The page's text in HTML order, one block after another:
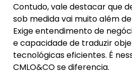
Contudo, vale destacar que
sob medida vai muito além
Exige entendimento de
e capacidade de traduzir
tecnológicas eficientes. É
CMLO&CO se diferencia.